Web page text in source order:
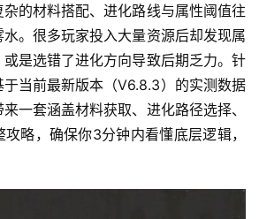
的材料搭配、进化路线与属性阈值往
。很多玩家投入大量资源后却发现属
是选错了进化方向导致后期乏力。针
当前最新版本（V6.8.3）的实测数据
一套涵盖材料获取、进化路径选择、
略，确保你3分钟内看懂底层逻辑，